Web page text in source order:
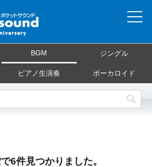
当サイトについて
ご利用規約
BGM ジングル
ピアノ生演奏 ボーカロイド
6件見つかりました。